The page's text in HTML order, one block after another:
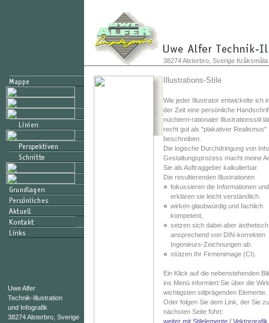
38274 Alsterbro, Sverige
Uwe Alfer
Technik-Illustration
und Infografik
38274 Alsterbro, Sverige
Illustrations-Stile
Wie jeder Illustrator entwickelte ich
der Zeit eine persönliche
nüchtern-rationaler Illustrationsstil
recht gut als "plakativer Realismus"
beschreiben.
Die logische Durchdringung von
Gestaltungsprozess macht meine
Sie als Auftraggeber kalkulierbar.
Die resultierenden Illustrationen
fokussieren die Informationen und
erklären sie leicht verständlich.
wirken glaubwürdig und fachlich
kompetent,
setzen sich dabei aber ästhetisch
ansprechend von DIN-korrekten
Ingenieurs-Zeichnungen ab.
stützen Ihr Firmenimage (CI).
Ein Klick auf die nebenstehenden
ins Menü informiert Sie über die
wichtigsten stilprägenden Elemente.
Oder folgen Sie dem Link, der Sie
nächsten Seite führt:
weiter mit Stilelemente / Vektorgrafik